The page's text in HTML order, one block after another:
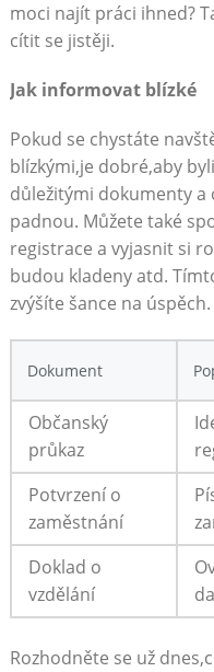
moci najít ‌práci⁤ ihned?
cítit se jistěji.
Jak informovat blízké
Pokud se ​chystáte
blízkými,je dobré,aby
důležitými dokumenty
padnou. Můžete také
⁤registrace a vyjasnit si
budou⁣ kladeny ​atd.
zvýšíte šance‍ na úspěch.
Dokument
Občanský
průkaz
Potvrzení o
zaměstnání
Doklad o
vzdělání
Rozhodněte se už